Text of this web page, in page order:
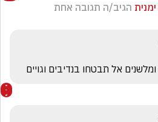
הגיב/ה תגובה אחת
אל תבטחו בנדיבים וגויים